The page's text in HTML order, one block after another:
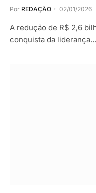
Por REDAÇÃO 02/01/2026
A redução de R$ 2,6
conquista da liderança…